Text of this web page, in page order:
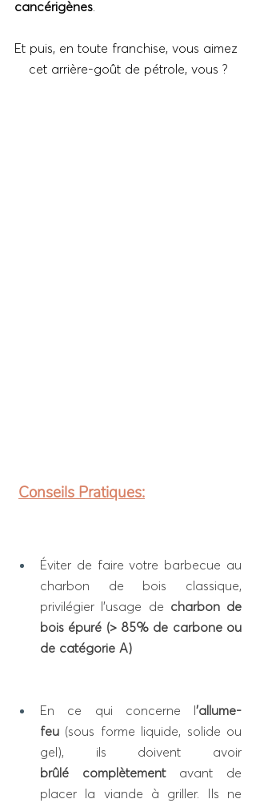
cancérigènes.
Et puis, en toute franchise, vous aimez
cet arrière-goût de pétrole, vous ?
Conseils Pratiques:
Éviter de faire votre barbecue au
charbon de bois classique,
privilégier l’usage de charbon de
bois épuré (> 85% de carbone ou
de catégorie A)
En ce qui concerne l’allume-
feu (sous forme liquide, solide ou
brûlé complètement avant de
placer la viande à griller. Ils ne